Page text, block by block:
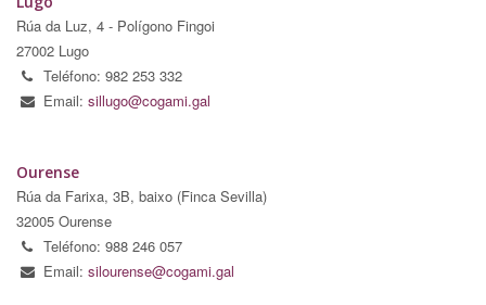
Rúa da Luz, 4 - Polígono Fingoi
27002 Lugo
Teléfono: 982 253 332
Email: sillugo@cogami.gal
Ourense
Rúa da Farixa, 3B, baixo (Finca Sevilla)
32005 Ourense
Teléfono: 988 246 057
Email: silourense@cogami.gal